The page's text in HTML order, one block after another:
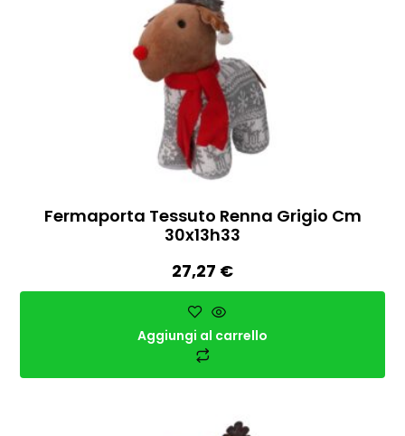
Fermaporta Tessuto Renna Grigio Cm
30x13h33
27,27 €
Aggiungi al carrello